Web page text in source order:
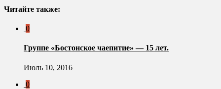
Читайте также:
0
Группе «Бостонское чаепитие» — 15 лет.
Июль 10, 2016
0